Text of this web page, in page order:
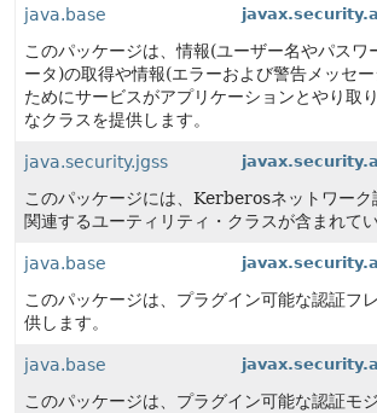
java.base
このパッケージは、情報(ユーザー名やパスワ
ータ)の取得や情報(エラーおよび警告メッセ
ためにサービスがアプリケーションとやり取
なクラスを提供します。
java.security.jgss
このパッケージには、Kerberosネットワーク
関連するユーティリティ・クラスが含まれてい
java.base
このパッケージは、プラグイン可能な認証フ
供します。
java.base
このパッケージは、プラグイン可能な認証モ